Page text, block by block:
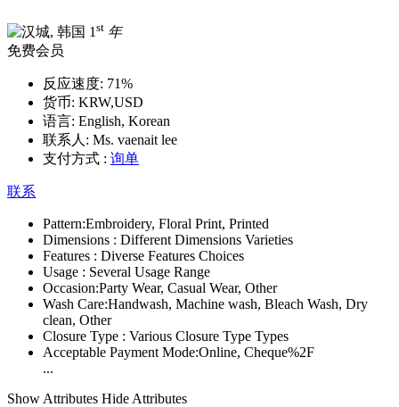
1 st 年
免费会员
反应速度: 71%
货币: KRW,USD
语言: English, Korean
联系人: Ms. vaenait lee
支付方式 : 询单
联系
Pattern:Embroidery, Floral Print, Printed
Dimensions : Different Dimensions Varieties
Features : Diverse Features Choices
Usage : Several Usage Range
Occasion:Party Wear, Casual Wear, Other
Wash Care:Handwash, Machine wash, Bleach Wash, Dry
clean, Other
Closure Type : Various Closure Type Types
Acceptable Payment Mode:Online, Cheque%2F
...
Show Attributes Hide Attributes